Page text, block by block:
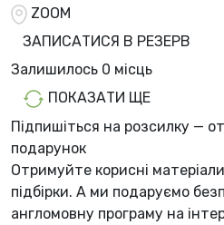
ZOOM
ЗАПИСАТИСЯ В РЕЗЕРВ
Залишилось 0 місць
ПОКАЗАТИ ЩЕ
Підпишіться на розсилку —
подарунок
Отримуйте корисні
підбірки. А ми подаруємо
англомовну програму на